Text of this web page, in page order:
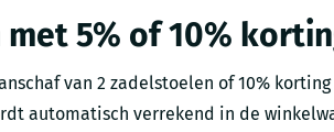
5% of 10%
van 2 zadelstoelen of 10% korting
automatisch verrekend in de